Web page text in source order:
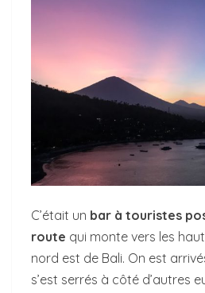
C’était un bar à touristes
route qui monte vers les
nord est de Bali. On est
s’est serrés à côté d’autres